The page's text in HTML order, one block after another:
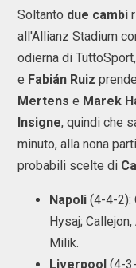
Soltanto due cambi
all'Allianz Stadium
odierna di
e Fabián Ruiz
Mertens e Marek
Insigne, quindi che
minuto, alla nona
probabili scelte di
Napoli (4-4-2):
Hysaj;
Milik.
Liverpool (4-